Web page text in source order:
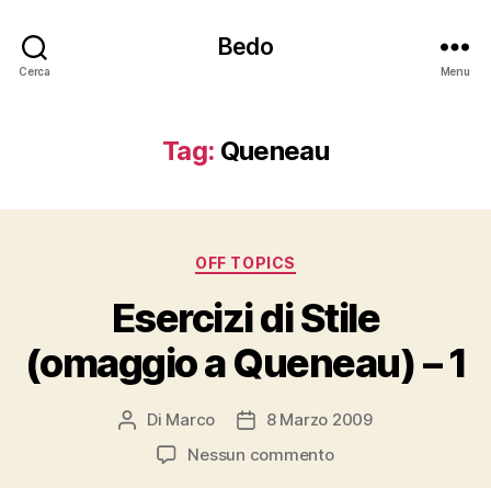
Cerca
Bedo
Menu
Tag: Queneau
Categorie
OFF TOPICS
Esercizi di Stile
(omaggio a Queneau) – 1
Autore
articolo
Di Marco
Data8 Marzo 2009
Nessun commentosu